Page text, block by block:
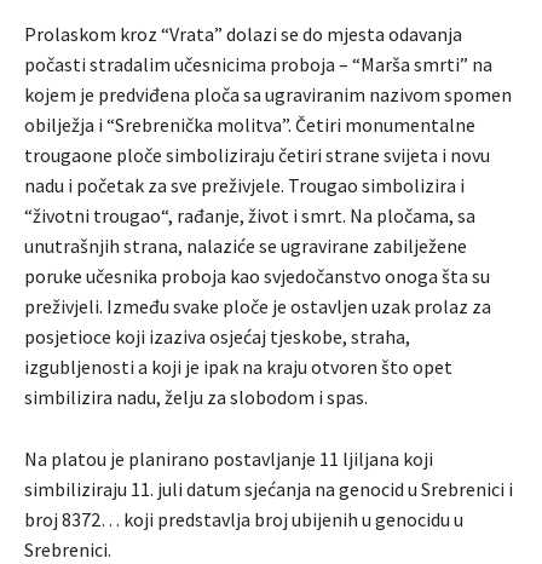
Prolaskom kroz “Vrata” dolazi se do mjesta odavanja
počasti stradalim učesnicima proboja – “Marša smrti” na
kojem je predviđena ploča sa ugraviranim nazivom spomen
obilježja i “Srebrenička molitva”. Četiri monumentalne
trougaone ploče simboliziraju četiri strane svijeta i novu
nadu i početak za sve preživjele. Trougao simbolizira i
“životni trougao“, rađanje, život i smrt. Na pločama, sa
unutrašnjih strana, nalaziće se ugravirane zabilježene
poruke učesnika proboja kao svjedočanstvo onoga šta su
preživjeli. Između svake ploče je ostavljen uzak prolaz za
posjetioce koji izaziva osjećaj tjeskobe, straha,
izgubljenosti a koji je ipak na kraju otvoren što opet
simbilizira nadu, želju za slobodom i spas.
Na platou je planirano postavljanje 11 ljiljana koji
simbiliziraju 11. juli datum sjećanja na genocid u Srebrenici i
broj 8372… koji predstavlja broj ubijenih u genocidu u
Srebrenici.